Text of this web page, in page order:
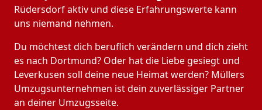
Rüdersdorf aktiv und diese Erfahrungswerte kann
uns niemand nehmen.
Du möchtest dich beruflich verändern und dich zieht
es nach Dortmund? Oder hat die Liebe gesiegt und
Leverkusen soll deine neue Heimat werden? Müllers
Umzugsunternehmen ist dein zuverlässiger Partner
an deiner Umzugsseite.